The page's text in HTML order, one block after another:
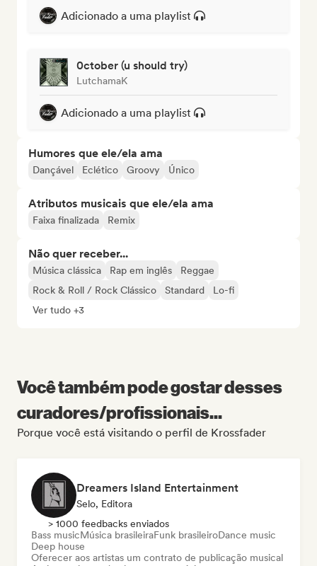
Adicionado a uma playlist
0ctober (u should try)
LutchamaK
Adicionado a uma playlist
Humores que ele/ela ama
Dançável Eclético Groovy Único
Atributos musicais que ele/ela ama
Faixa finalizada Remix
Não quer receber...
Música clássica Rap em inglês
Reggae
Rock & Roll / Rock Clássico
Standard
Lo-fi
Ver tudo +3
Você também pode gostar desses
curadores/profissionais...
Porque você está visitando o perfil de Krossfader
Dreamers Island Entertainment
Selo, Editora
> 1000 feedbacks enviados
Bass musicMúsica brasileiraFunk brasileiroDance music
Deep house
Oferecer aos artistas um contrato de publicação musical